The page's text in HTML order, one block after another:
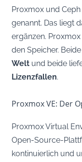
Proxmox und
genannt. Das liegt
ergänzen.
den Speicher.
Welt und beide
Lizenzfallen.
Proxmox VE: Der
Proxmox Virtual
Open-Source-
kontinuierlich und